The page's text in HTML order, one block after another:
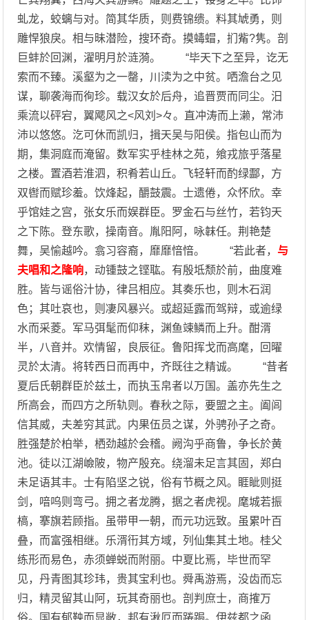
虬龙，蛟螭与对。简其华质，则费锦缋。料其虓勇，则
雕悍狼戾。相与昧潜险，搜环奇。摸蝳蝐，扪觜?隽。剖
巨蚌於回渊，濯明月於涟漪。 “毕天下之至异，讫无
索而不臻。溪壑为之一罄，川渎为之中贫。哂澹台之见
谋，聊袭海而徇珍。载汉女於后舟，追晋贾而同尘。汨
乘流以砰宕，翼飔风之<风刘>々。直冲涛而上濑，常沛
沛以悠悠。汔可休而凯归，揖天吴与阳侯。指包山而为
期，集洞庭而淹留。数军实乎桂林之苑，飨戎旅乎落星
之楼。置酒若淮泗，积肴若山丘。飞轻轩而酌绿酃，方
双辔而赋珍羞。饮烽起，釂鼓震。士遗倦，众怀欣。幸
乎馆娃之宫，张女乐而娱群臣。罗金石与丝竹，若钧天
之下陈。登东歌，操南音。胤阳阿，咏韎任。荆艳楚
舞，吴愉越吟。翕习容裔，靡靡愔愔。 “若此者， 与
夫唱和之隆响，动锺鼓之铿耾。有殷坻颓於前，曲度难
胜。皆与谣俗汁协，律吕相应。其奏乐也，则木石润
色；其吐哀也，则凄风暴兴。或超延露而驾辩，或逾绿
水而采菱。军马弭髦而仰秣，渊鱼竦鳞而上升。酣湑
半，八音并。欢情留，良辰征。鲁阳挥戈而高麾，回曜
灵於太清。将转西日而再中，齐既往之精诚。 “昔者
夏后氏朝群臣於兹土，而执玉帛者以万国。盖亦先生之
所高会，而四方之所轨则。春秋之际，要盟之主。阖闾
信其威，夫差穷其武。内果伍员之谋，外骋孙子之奇。
胜强楚於柏举，栖劲越於会稽。阙沟乎商鲁，争长於黄
池。徒以江湖嶮陂，物产殷充。绕溜未足言其固，郑白
未足语其丰。士有陷坚之锐，俗有节概之风。睚眦则挺
剑，喑呜则弯弓。拥之者龙腾，据之者虎视。麾城若振
槁，搴旗若顾指。虽带甲一朝，而元功远致。虽累叶百
叠，而富强相继。乐湑衎其方域，列仙集其土地。桂父
练形而易色，赤须蝉蜕而附丽。中夏比焉，毕世而罕
见，丹青图其珍玮，贵其宝利也。舜禹游焉，没齿而忘
归，精灵留其山阿，玩其奇丽也。剖判庶士，商搉万
俗。国有郁鞅而显敞，邦有湫厄而踡跼。伊兹都之函